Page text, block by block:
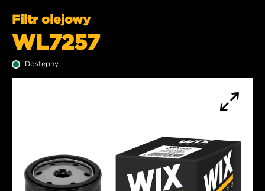
Filtr olejowy
WL7257
Dostępny